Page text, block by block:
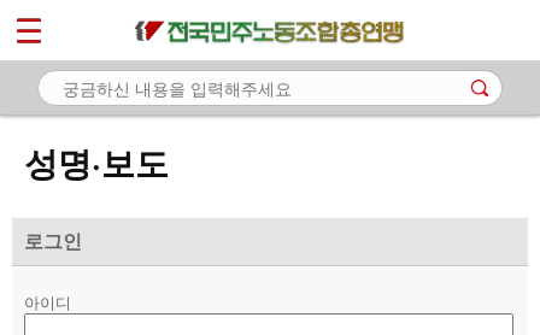
성명·보도
로그인
아이디
마이페이지
소개
- 공지사항
- 성명·보도